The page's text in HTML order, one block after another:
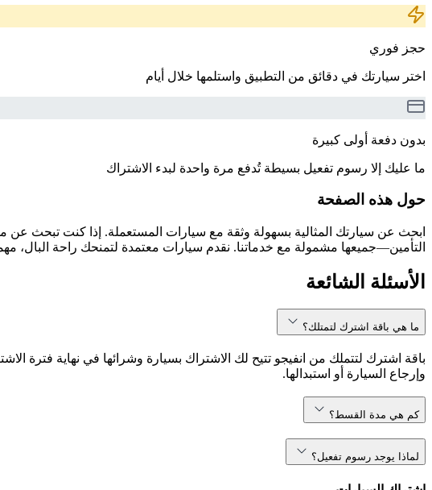
حجز فوري
اختر سيارتك في دقائق من التطبيق واستلمها خلال أيام
بدون دفعة أولى كبيرة
ما عليك إلا رسوم تفعيل بسيطة تُدفع مرة واحدة لبدء الاشتراك
حول هذه الصفحة
التأمين—جميعها مشمولة مع خدماتنا. نقدم سيارات معتمدة لتمنحك راحة البال،
الأسئلة الشائعة
ما هي باقة اشترك لتمتلك؟
باقة اشترك لتتملك من انفيجو تتيح لك الاشتراك بسيارة وشرائها في نهاية فترة
وإرجاع السيارة أو استبدالها.
كم هي مدة القسط؟
لماذا يوجد رسوم تفعيل؟